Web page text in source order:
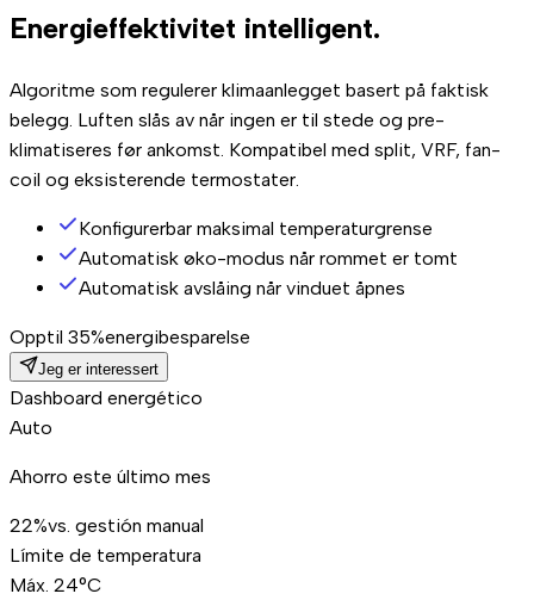
Energieffektivitet intelligent.
Algoritme som regulerer klimaanlegget basert på faktisk
belegg. Luften slås av når ingen er til stede og pre-
klimatiseres før ankomst. Kompatibel med split, VRF, fan-
coil og eksisterende termostater.
Konfigurerbar maksimal temperaturgrense
Automatisk øko-modus når rommet er tomt
Automatisk avslåing når vinduet åpnes
Opptil 35%energibesparelse
Jeg er interessert
Dashboard energético
Auto
Ahorro este último mes
22%vs. gestión manual
Límite de temperatura
Máx. 24°C